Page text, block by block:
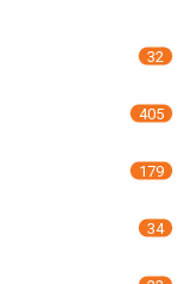
32
405
179
34